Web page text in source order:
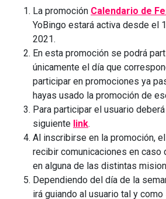
La promoción Calendario de
YoBingo estará activa desde el
2021.
En esta promoción se podrá
únicamente el día que
participar en promociones ya
hayas usado la promoción de
Para participar el usuario
siguiente link.
Al inscribirse en la promoción,
recibir comunicaciones en caso
en alguna de las distintas
Dependiendo del día de la
irá guiando al usuario tal y